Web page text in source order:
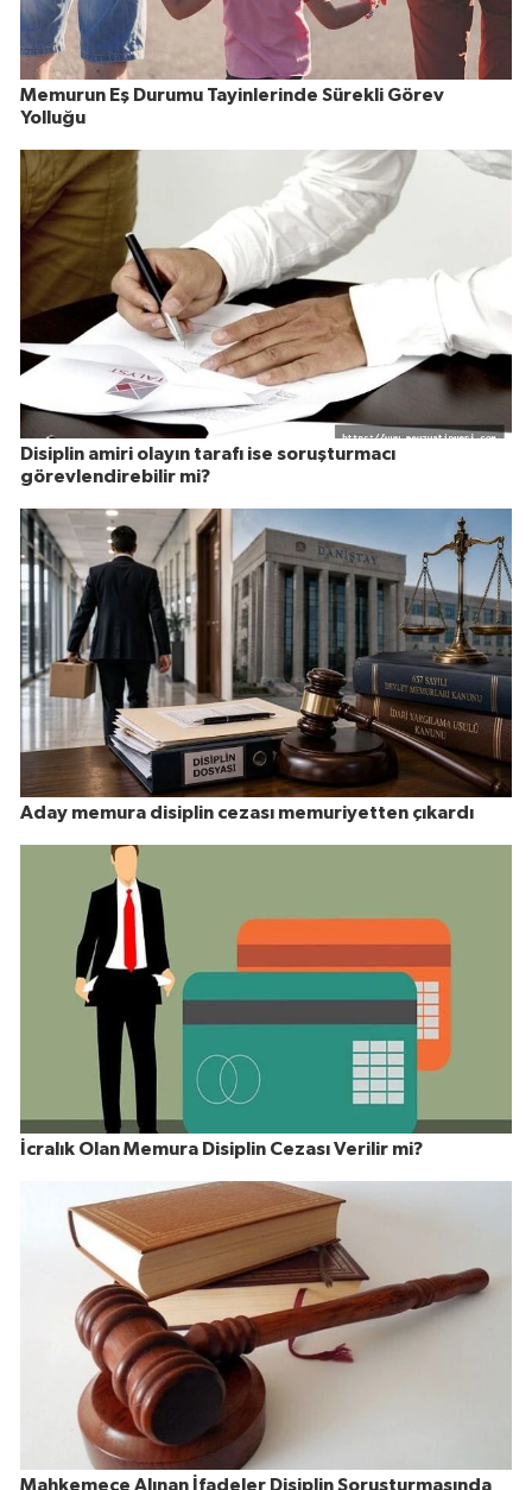
Memurun Eş Durumu Tayinlerinde Sürekli Görev
Yolluğu
Disiplin amiri olayın tarafı ise soruşturmacı
görevlendirebilir mi?
Aday memura disiplin cezası memuriyetten çıkardı
İcralık Olan Memura Disiplin Cezası Verilir mi?
Mahkemece Alınan İfadeler Disiplin Soruşturmasında